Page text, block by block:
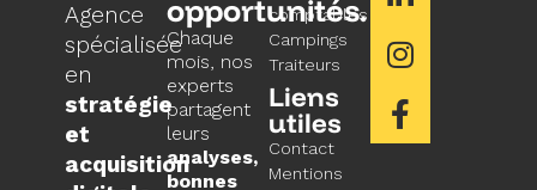
Agence
spécialisée
en
stratégie
et
acquisition
opportunités.
Chaque
mois, nos
experts
partagent
leurs
analyses,
bonnes
comptables
Campings
Traiteurs
Liens
utiles
Contact
Mentions